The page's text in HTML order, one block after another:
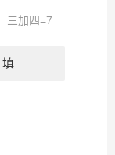
三加四=7